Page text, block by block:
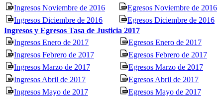
Ingresos Noviembre de 2016
Egresos Noviembre de 2016
Ingresos Diciembre de 2016
Egresos Diciembre de 2016
Ingresos y Egresos Tasa de Justicia 2017
Ingresos Enero de 2017
Egresos Enero de 2017
Ingresos Febrero de 2017
Egresos Febrero de 2017
Ingresos Marzo de 2017
Egresos Marzo de 2017
Ingresos Abril de 2017
Egresos Abril de 2017
Ingresos Mayo de 2017
Egresos Mayo de 2017